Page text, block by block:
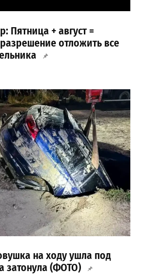
Пятница + август =
отложить все
на ходу ушла под
затонула (ФОТО)